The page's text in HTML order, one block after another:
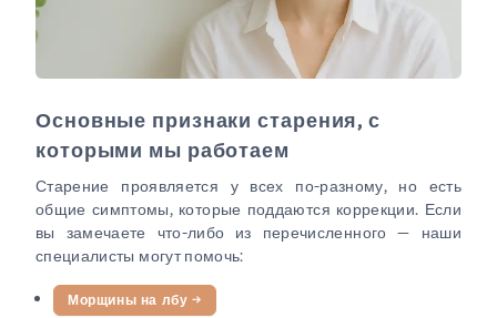
Основные признаки старения, с
которыми мы работаем
Старение проявляется у всех по-разному, но есть
общие симптомы, которые поддаются коррекции. Если
вы замечаете что-либо из перечисленного — наши
специалисты могут помочь:
Морщины на лбу →